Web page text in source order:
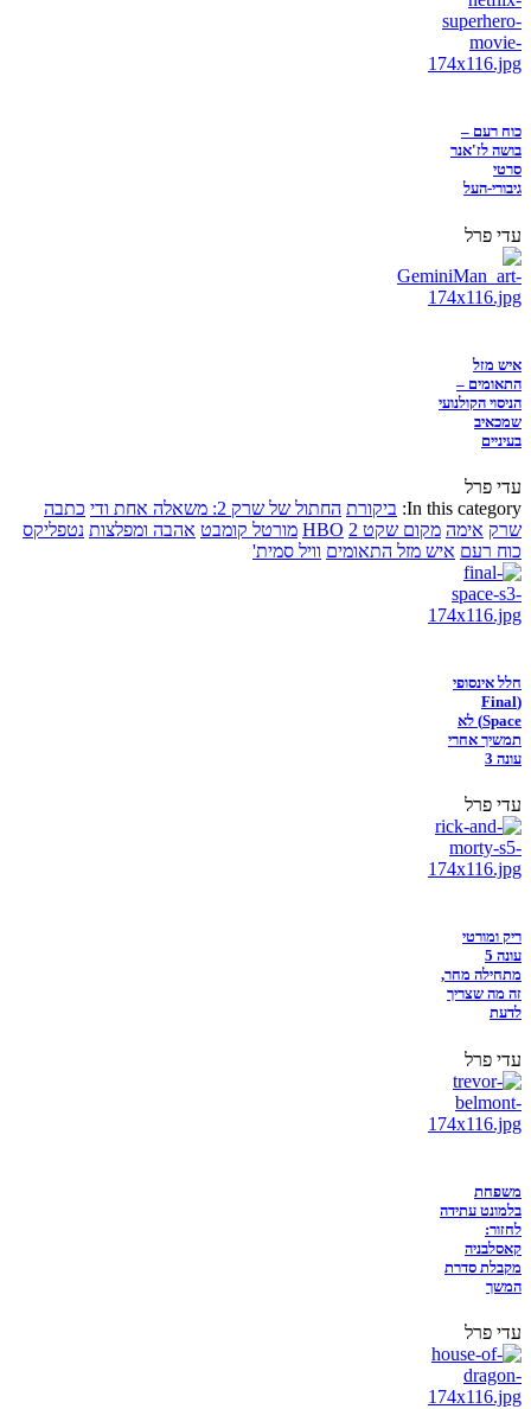
כוח רעם –
בושה לז'אנר
סרטי
גיבורי-העל
עדי פרל
איש מזל
התאומים –
הניסוי הקולנועי
שמכאיב
בעיניים
עדי פרל
In this category: ביקורת החתול של שרק 2: משאלה אחת ודי
כתבה
שרק אימה מקום שקט 2 HBO מורטל קומבט אהבה ומפלצות נטפליקס
כוח רעם איש מזל התאומים וויל סמית'
חלל אינסופי
(Final
Space) לא
תמשיך אחרי
עונה 3
עדי פרל
ריק ומורטי
עונה 5
מתחילה מחר,
זה מה שצריך
לדעת
עדי פרל
משפחת
בלמונט עתידה
לחזור:
קאסלבניה
מקבלת סדרת
המשך
עדי פרל